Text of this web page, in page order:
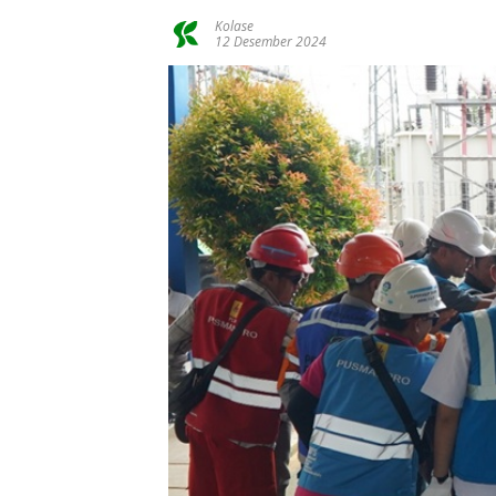
Kolase
12 Desember 2024